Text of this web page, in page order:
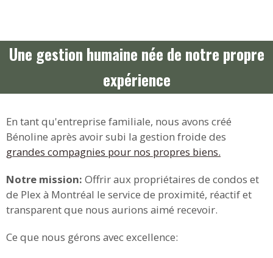
Une gestion humaine née de notre propre
expérience
En tant qu'entreprise familiale, nous avons créé
Bénoline après avoir subi la gestion froide des
grandes compagnies pour nos propres biens.
Notre mission: Offrir aux propriétaires de condos et
de Plex à Montréal le service de proximité, réactif et
transparent que nous aurions aimé recevoir.
Ce que nous gérons avec excellence: